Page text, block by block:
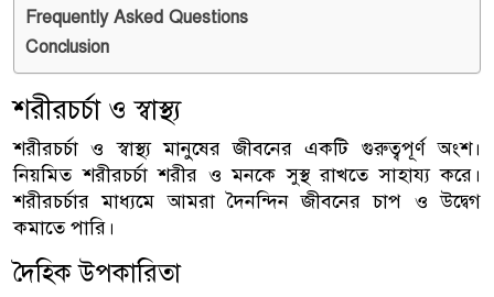
Frequently Asked Questions
Conclusion
শরীরচর্চা ও স্বাস্থ্য
শরীরচর্চা ও স্বাস্থ্য মানুষের জীবনের একটি গুরুত্বপূর্ণ অংশ।
নিয়মিত শরীরচর্চা শরীর ও মনকে সুস্থ রাখতে সাহায্য করে।
শরীরচর্চার মাধ্যমে আমরা দৈনন্দিন জীবনের চাপ ও উদ্বেগ
কমাতে পারি।
দৈহিক উপকারিতা